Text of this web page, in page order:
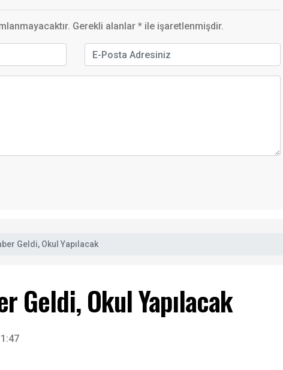
Gerekli alanlar * ile işaretlenmişdir.
Geldi, Okul Yapılacak
Geldi, Okul Yapılacak